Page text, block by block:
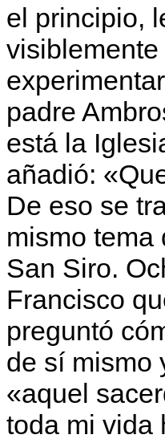
el principio,
padre
está la
añadió:
De eso se
mismo tema
San Siro.
Francisco
preguntó
de sí mismo
«aquel
toda mi vida